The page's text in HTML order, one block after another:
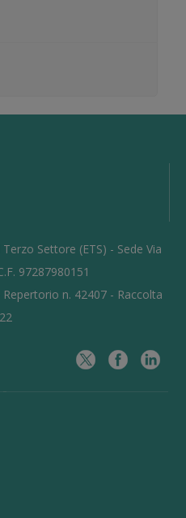
Settore (ETS) - Sede Via
97287980151
n. 42407 - Raccolta